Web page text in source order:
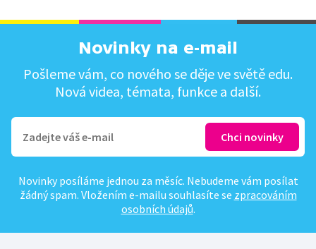
Novinky na e-mail
Pošleme vám, co nového se děje ve světě edu.
Nová videa, témata, funkce a další.
Novinky posíláme jednou za měsíc. Nebudeme vám posílat
žádný spam. Vložením e-mailu souhlasíte se zpracováním
osobních údajů.